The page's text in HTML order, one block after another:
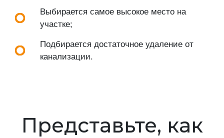
Выбирается самое высокое место на
участке;
Подбирается достаточное удаление от
канализации.
Представьте, как